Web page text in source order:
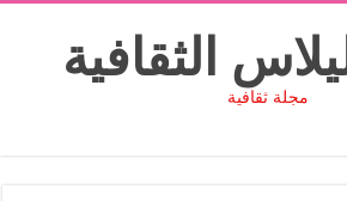
الثقافية
مجلة ثقافية